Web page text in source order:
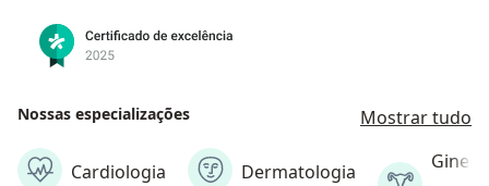
Nossas especializações Mostrar tudo
Cardiologia Dermatologia